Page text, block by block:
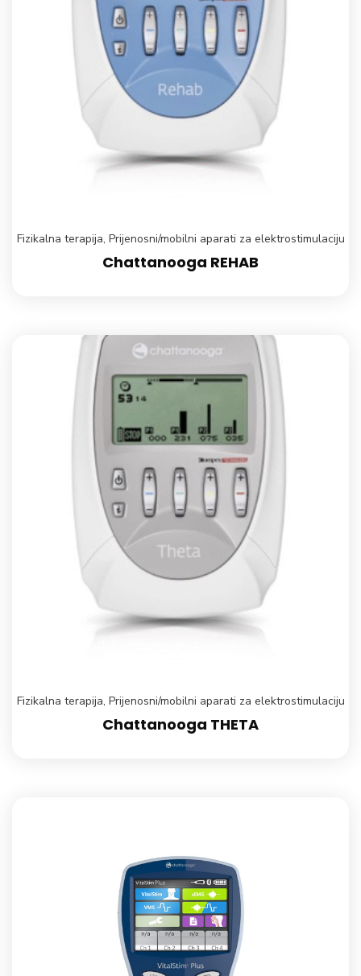
Fizikalna terapija, Prijenosni/mobilni aparati za elektrostimulaciju
Chattanooga REHAB
Fizikalna terapija, Prijenosni/mobilni aparati za elektrostimulaciju
Chattanooga THETA